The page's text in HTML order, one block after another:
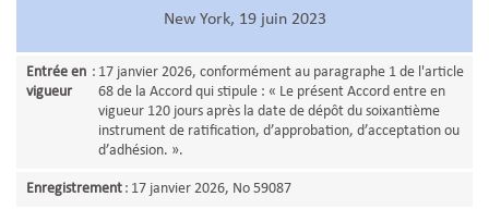
New York, 19 juin 2023
Entrée en
vigueur
: 17 janvier 2026, conformément au paragraphe 1 de l'article
68 de la Accord qui stipule : « Le présent Accord entre en
vigueur 120 jours après la date de dépôt du soixantième
instrument de ratification, d’approbation, d’acceptation ou
d’adhésion. ».
Enregistrement : 17 janvier 2026, No 59087